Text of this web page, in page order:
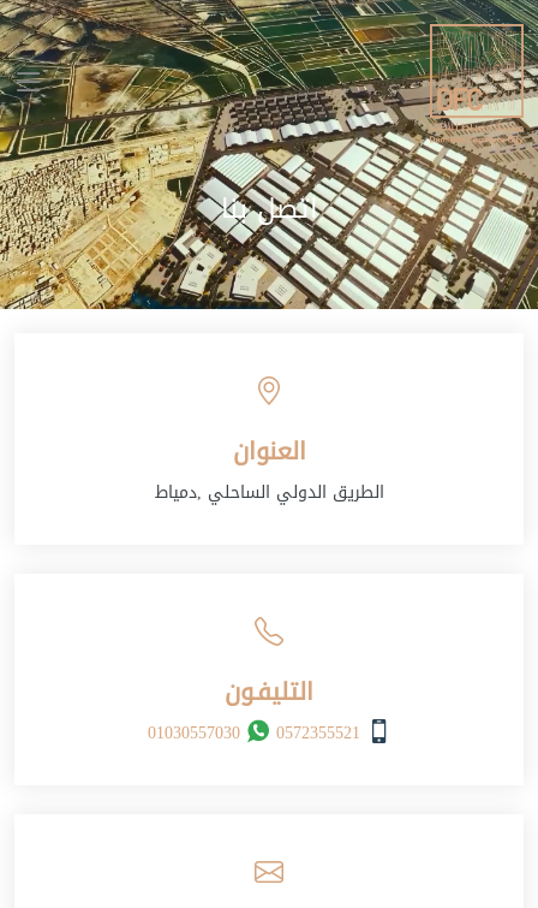
اتصل بنا
العنوان
الطريق الدولي الساحلي ,دمياط
التليفـون
0572355521
01030557030